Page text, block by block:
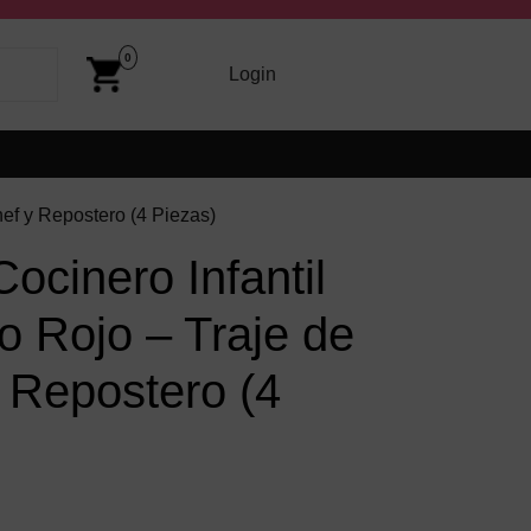
y abajo para revisarlos y Enter para ir a la página
0
Image
Login
y Repostero (4 Piezas)
Infantil
Rojo – Traje de
(4